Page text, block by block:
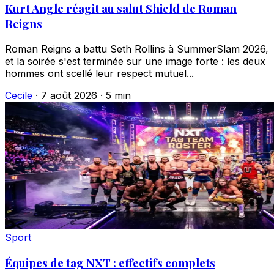
Kurt Angle réagit au salut Shield de Roman
Reigns
Roman Reigns a battu Seth Rollins à SummerSlam 2026,
et la soirée s'est terminée sur une image forte : les deux
hommes ont scellé leur respect mutuel...
Cecile · 7 août 2026 · 5 min
Sport
Équipes de tag NXT : effectifs complets